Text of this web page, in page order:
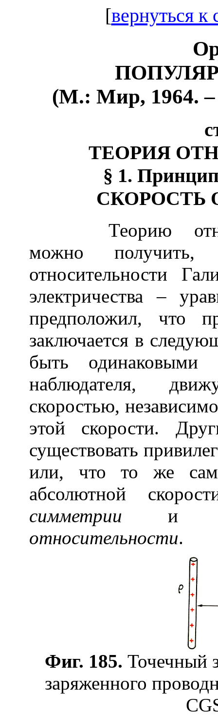
[вернуться
(М.: Мир, 1964. –
ТЕОРИЯ
§ 1.
СКОРОСТЬ
Теорию
можно получить,
относительности
электричества –
предположил, что
заключается в
быть
наблюдателя,
скоростью,
этой скорости.
существовать
или, что то же
абсолютной
симметрии и
относительности.
Фиг. 185. Точечный
заряженного